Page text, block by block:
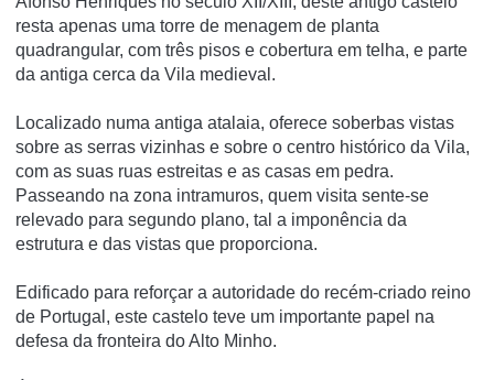
resta apenas uma torre de menagem de planta
quadrangular, com três pisos e cobertura em telha, e parte
da antiga cerca da Vila medieval.
Localizado numa antiga atalaia, oferece soberbas vistas
sobre as serras vizinhas e sobre o centro histórico da Vila,
com as suas ruas estreitas e as casas em pedra.
Passeando na zona intramuros, quem visita sente-se
relevado para segundo plano, tal a imponência da
estrutura e das vistas que proporciona.
Edificado para reforçar a autoridade do recém-criado reino
de Portugal, este castelo teve um importante papel na
defesa da fronteira do Alto Minho.